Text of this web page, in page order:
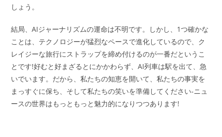
しょう。
結局、AIジャーナリズムの運命は不明です。しかし、1つ確かな
ことは、テクノロジーが猛烈なペースで進化しているので、ク
レイジーな旅行にストラップを締め付けるのが一番だというこ
とです!好むと好まざるとにかかわらず、AI列車は駅を出て、急
いでいます。だから、私たちの知恵を開いて、私たちの事実を
まっすぐに保ち、そして私たちの笑いを準備してください-ニュ
ースの世界はもっともっと魅力的になりつつあります!